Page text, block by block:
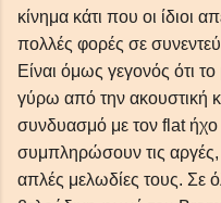
κίνημα κάτι που οι ίδιοι
πολλές φορές σε
Είναι όμως γεγονός ότι
γύρω από την ακουστική
συνδυασμό με τον flat
συμπληρώσουν τις αργές,
απλές μελωδίες τους. Σε